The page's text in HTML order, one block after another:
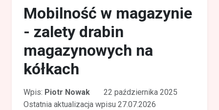
Mobilność w magazynie
- zalety drabin
magazynowych na
kółkach
Wpis: Piotr Nowak
22 października 2025
Ostatnia aktualizacja wpisu 27.07.2026